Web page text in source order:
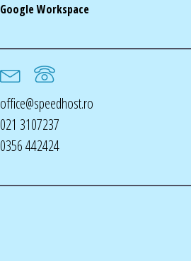
Google Workspace
office@speedhost.ro
021 3107237
0356 442424